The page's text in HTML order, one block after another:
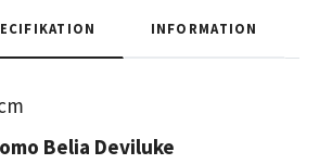
INFORMATION
Belia Deviluke